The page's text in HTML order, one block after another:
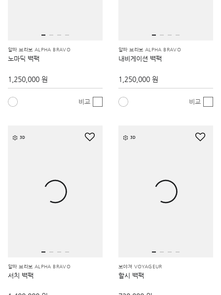
알파 브라보 ALPHA BRAVO
노마딕 백팩
1,250,000 원
비교
알파 브라보 ALPHA BRAVO
내비게이션 백팩
1,250,000 원
비교
3D
알파 브라보 ALPHA BRAVO
서치 백팩
3D
보야져 VOYAGEUR
할시 백팩